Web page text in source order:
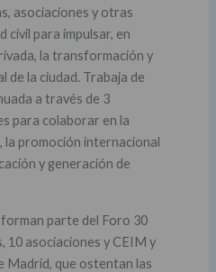
asociaciones y otras
civil para impulsar, en
la transformación y
de la ciudad. Trabaja de
a través de 3
para colaborar en la
la promoción internacional
y generación de
parte del Foro 30
10 asociaciones y CEIM y
Madrid, que ostentan las